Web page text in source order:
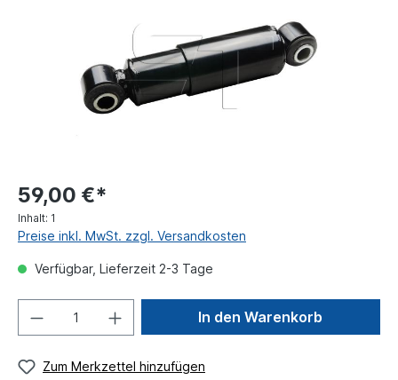
59,00 €*
Inhalt: 1
Preise inkl. MwSt. zzgl. Versandkosten
Verfügbar, Lieferzeit 2-3 Tage
In den Warenkorb
Zum Merkzettel hinzufügen